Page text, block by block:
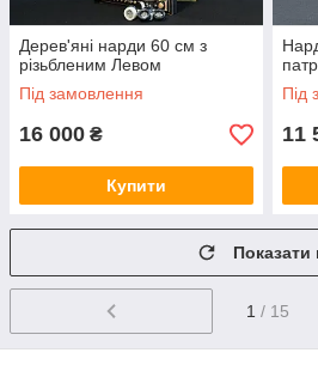
Дерев'яні нарди 60 см з
різьбленим Левом
Під замовлення
16 000 ₴
Купити
Під
11
Показати
1 / 15